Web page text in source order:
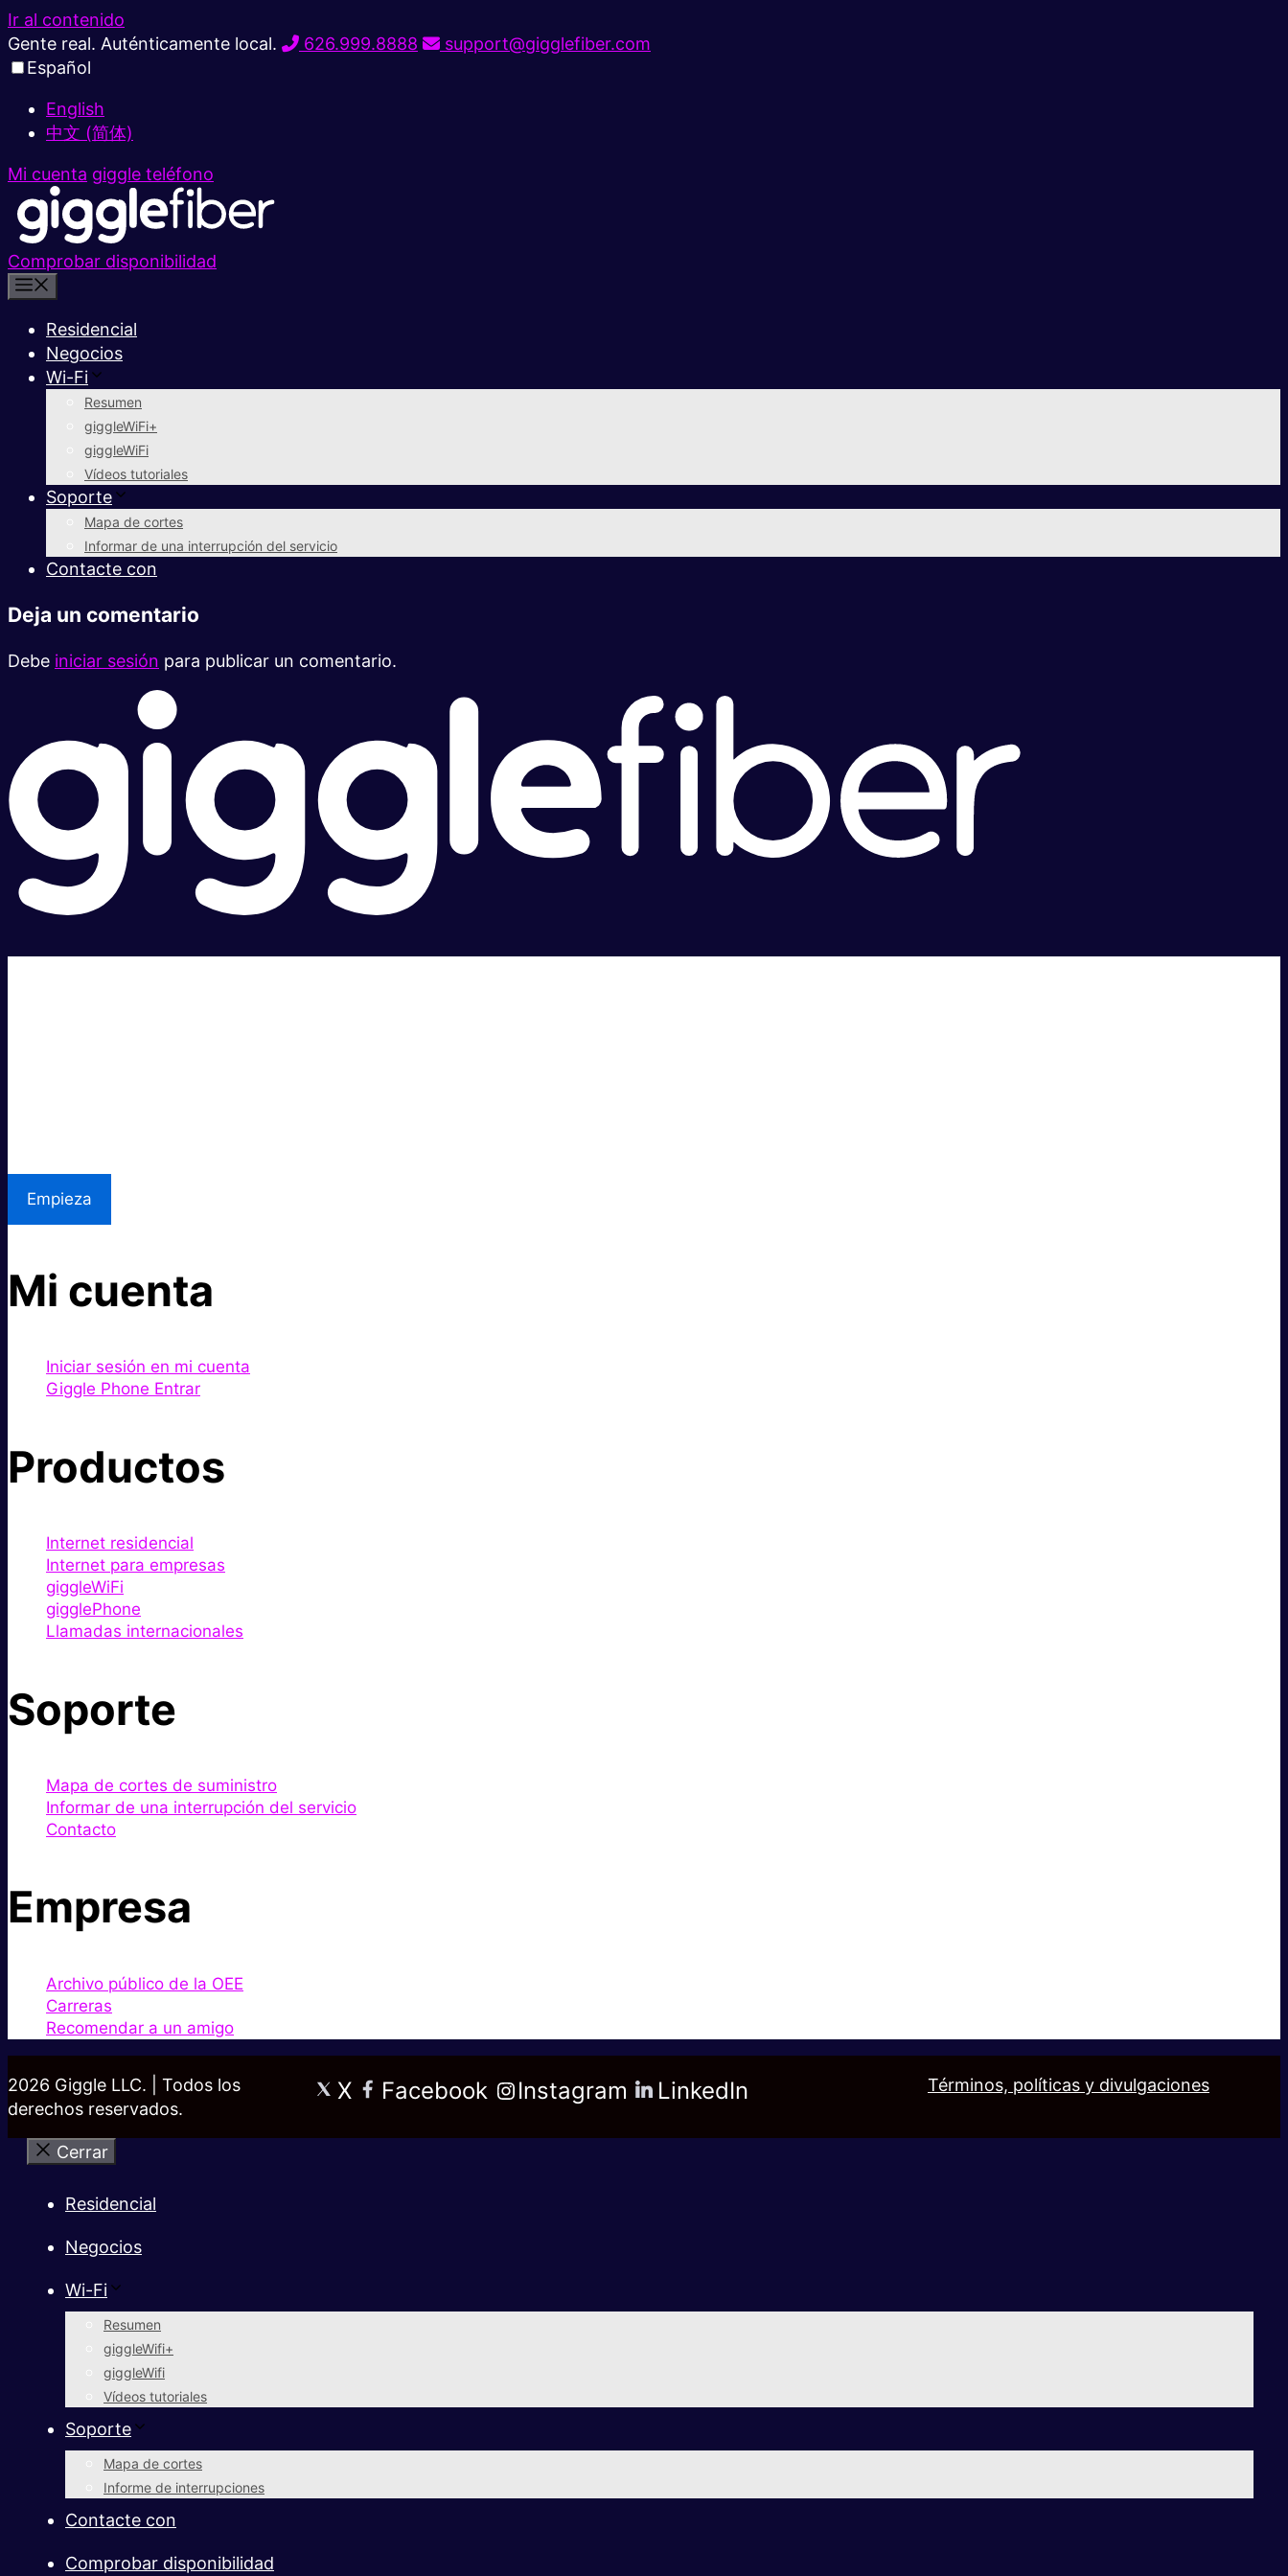
Ir al contenido
Gente real. Auténticamente local.
626.999.8888
support@gigglefiber.com
Español
English
中文 (简体)
Mi cuenta giggle teléfono
Comprobar disponibilidad
Residencial
Negocios
Wi-Fi
Resumen
giggleWiFi+
giggleWiFi
Vídeos tutoriales
Soporte
Mapa de cortes
Informar de una interrupción del servicio
Contacte con
Deja un comentario
Debe iniciar sesión para publicar un comentario.
Empieza
Mi cuenta
Iniciar sesión en mi cuenta
Giggle Phone Entrar
Productos
Internet residencial
Internet para empresas
giggleWiFi
gigglePhone
Llamadas internacionales
Soporte
Mapa de cortes de suministro
Informar de una interrupción del servicio
Contacto
Empresa
Archivo público de la OEE
Carreras
Recomendar a un amigo
2026 Giggle LLC. | Todos los
derechos reservados.
X Facebook Instagram LinkedIn Términos, políticas y divulgaciones
Cerrar
Residencial
Negocios
Wi-Fi
Resumen
giggleWifi+
giggleWifi
Vídeos tutoriales
Soporte
Mapa de cortes
Informe de interrupciones
Contacte con
Comprobar disponibilidad